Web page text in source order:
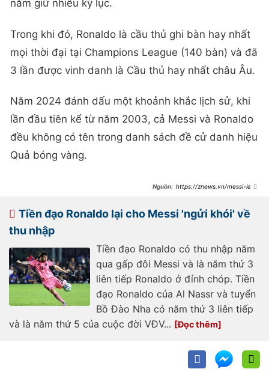
nắm giữ nhiều kỷ lục.
Trong khi đó, Ronaldo là cầu thủ ghi bàn hay nhất
mọi thời đại tại Champions League (140 bàn) và đã
3 lần được vinh danh là Cầu thủ hay nhất châu Âu.
Năm 2024 đánh dấu một khoảnh khắc lịch sử, khi
lần đầu tiên kể từ năm 2003, cả Messi và Ronaldo
đều không có tên trong danh sách đề cử danh hiệu
Quả bóng vàng.
https://znews.vn/messi-len-
Tiền đạo Ronaldo lại cho Messi 'ngửi khói' về
thu nhập
Tiền đạo Ronaldo có thu nhập năm
qua gấp đôi Messi và là năm thứ 3
liên tiếp Ronaldo ở đỉnh chóp. Tiền
đạo Ronaldo của Al Nassr và tuyển
Bồ Đào Nha có năm thứ 3 liên tiếp
và là năm thứ 5 của cuộc đời VĐV...